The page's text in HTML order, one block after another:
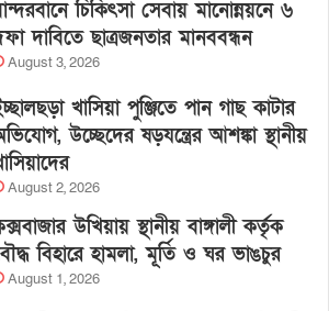
চিকিৎসা সেবায় মানোন্নয়নে ৬
দাবিতে ছাত্রজনতার মানববন্ধন
August 3, 2026
খাসিয়া পুঞ্জিতে পান গাছ কাটার
উচ্ছেদের ষড়যন্ত্রের আশঙ্কা স্থানীয়
August 2, 2026
উখিয়ায় স্থানীয় বাঙ্গালী কর্তৃক
বিহারে হামলা, মূর্তি ও ঘর ভাঙচুর
August 1, 2026